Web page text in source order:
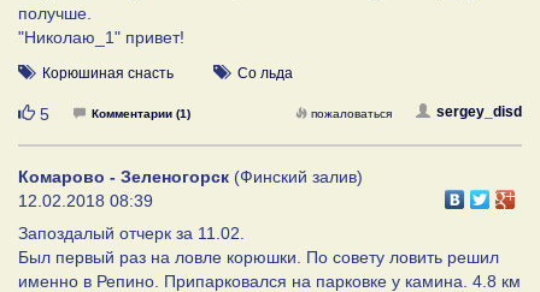
получше.
"Николаю_1" привет!
Корюшиная снасть Со льда
Нравится
5 Комментарии (1) sergey_disd
пожаловаться
Комарово - Зеленогорск (Финский залив)
12.02.2018 08:39
Запоздалый отчерк за 11.02.
Был первый раз на ловле корюшки. По совету ловить решил
именно в Репино. Припарковался на парковке у камина. 4.8 км